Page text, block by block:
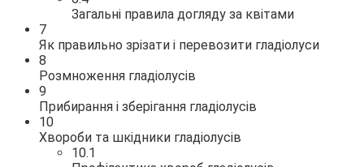
Загальні правила догляду за квітами
7
Як правильно зрізати і перевозити гладіолуси
8
Розмноження гладіолусів
9
Прибирання і зберігання гладіолусів
10
Хвороби та шкідники гладіолусів
10.1